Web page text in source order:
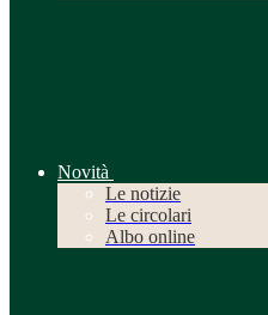
Novità
Le notizie
Le circolari
Albo online